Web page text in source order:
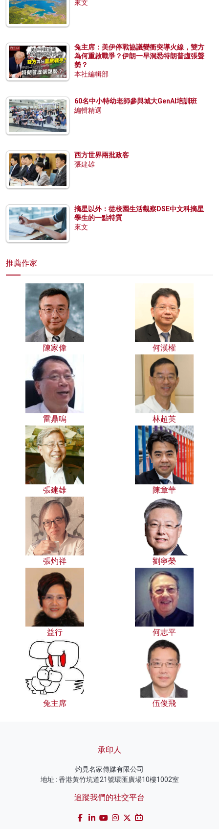
來文
兔主席：美伊停戰協議變衝突導火線，雙方
為何重啟戰爭？伊朗一早洞悉特朗普虛張聲
勢？
本社編輯部
60名中小特幼老師參與城大GenAI培訓班
編輯精選
西方世界兩批政客
張建雄
摘星以外：從校園生活觀察DSE中文科摘星
學生的一點特質
來文
推薦作家
陳家偉 何漢權
雷鼎鳴 林超英
張建雄 陳章華
張灼祥 劉寧榮
益行 何志平
兔主席 伍俊飛
承印人
灼見名家傳媒有限公司
地址 : 香港黃竹坑道21號環匯廣場10樓1002室
追蹤我們的社交平台